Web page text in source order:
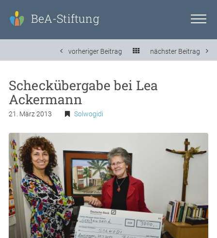
BeA-Stiftung
vorheriger Beitrag nächster Beitrag
Scheckübergabe bei Lea
Ackermann
21. März 2013 Solwogidi